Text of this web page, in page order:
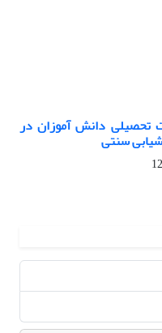
دانش آموزان در
سنتی